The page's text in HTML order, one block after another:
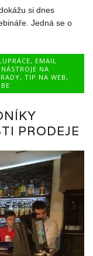
si dnes
Jedná se o
, EMAIL
NA
RADY,TIP NA WEB ,
PRODEJE